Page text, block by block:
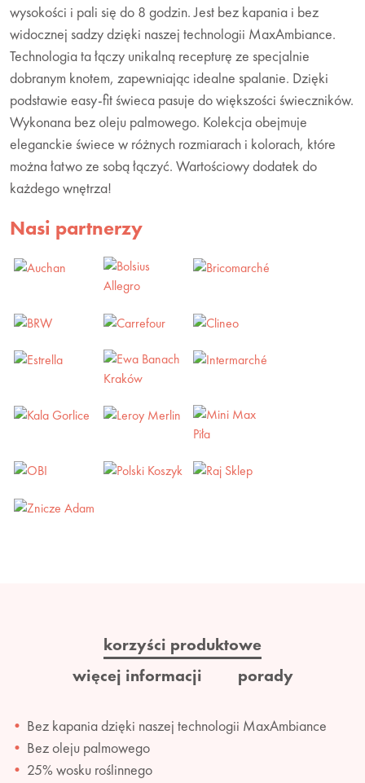
wysokości i pali się do 8 godzin. Jest bez kapania i bez
widocznej sadzy dzięki naszej technologii MaxAmbiance.
Technologia ta łączy unikalną recepturę ze specjalnie
dobranym knotem, zapewniając idealne spalanie. Dzięki
podstawie easy-fit świeca pasuje do większości świeczników.
Wykonana bez oleju palmowego. Kolekcja obejmuje
eleganckie świece w różnych rozmiarach i kolorach, które
można łatwo ze sobą łączyć. Wartościowy dodatek do
każdego wnętrza!
Nasi partnerzy
korzyści produktowe
więcej informacji
porady
Bez kapania dzięki naszej technologii MaxAmbiance
Bez oleju palmowego
25% wosku roślinnego